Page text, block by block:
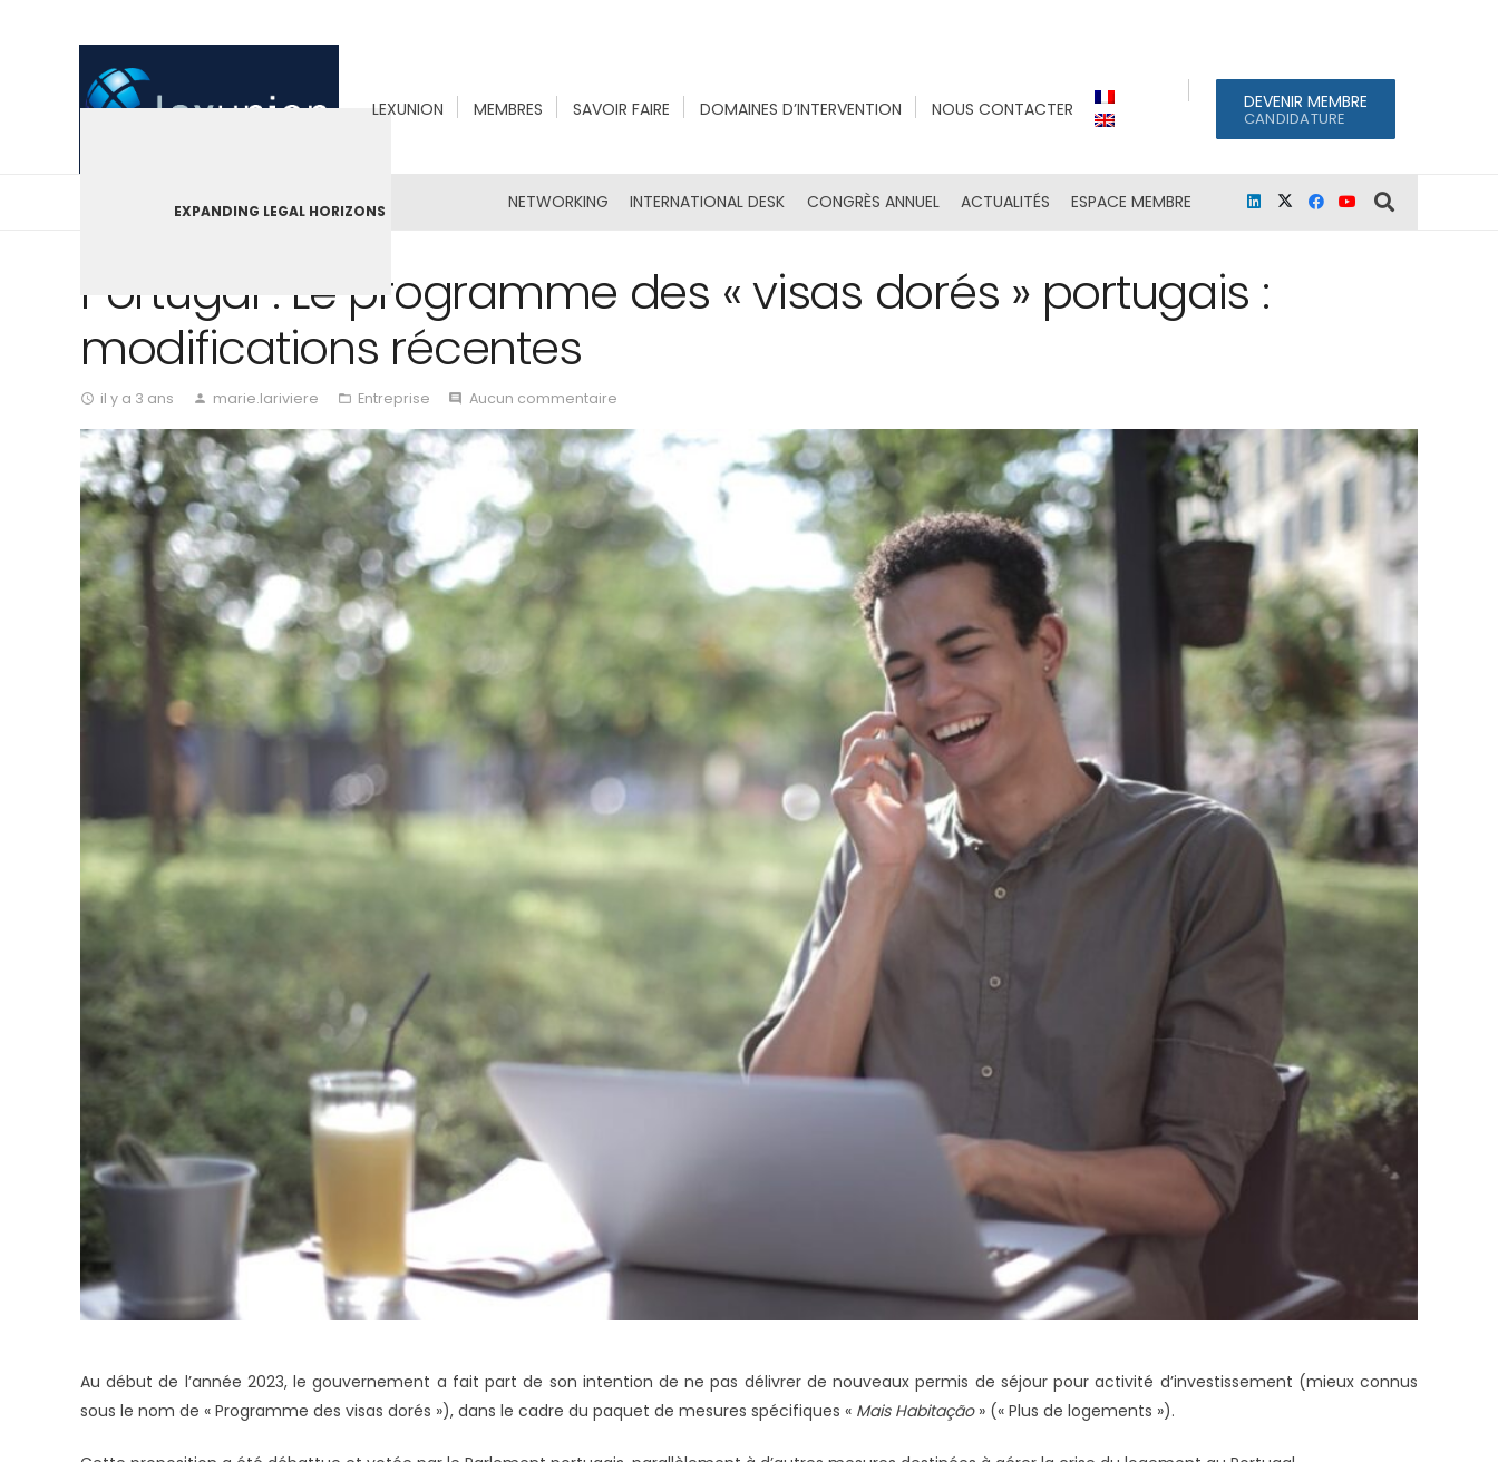
LEXUNION MEMBRES SAVOIR FAIRE DOMAINES D’INTERVENTION NOUS CONTACTER DEVENIR MEMBRE
CANDIDATURE
EXPANDING LEGAL HORIZONS NETWORKING INTERNATIONAL DESK CONGRÈS ANNUEL ACTUALITÉS ESPACE MEMBRE
Portugal : Le programme des « visas dorés » portugais :
modifications récentes
access_time il y a 3 ans person marie.lariviere folder_open Entreprise comment Aucun commentaire
Au début de l’année 2023, le gouvernement a fait part de son intention de ne pas délivrer de nouveaux permis de séjour pour activité d’investissement (mieux connus
sous le nom de « Programme des visas dorés »), dans le cadre du paquet de mesures spécifiques « Mais Habitação» (« Plus de logements »).